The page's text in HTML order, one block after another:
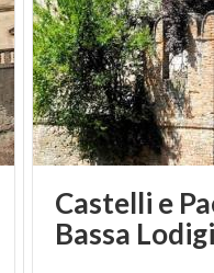
Castelli e
Bassa